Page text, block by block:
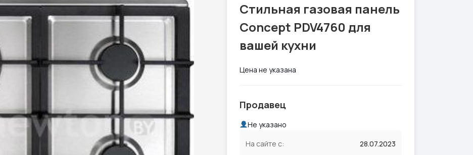
Стильная газовая панель
Concept PDV4760 для
вашей кухни
Цена не указана
Продавец
Не указано
На сайте с:
28.07.2023